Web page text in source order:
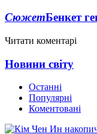
СюжетБенкет
Читати коментарі
Новини світу
Останні
Популярні
Коментовані